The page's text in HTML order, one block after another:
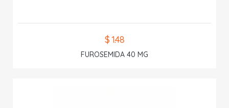
$ 1.48
FUROSEMIDA 40 MG